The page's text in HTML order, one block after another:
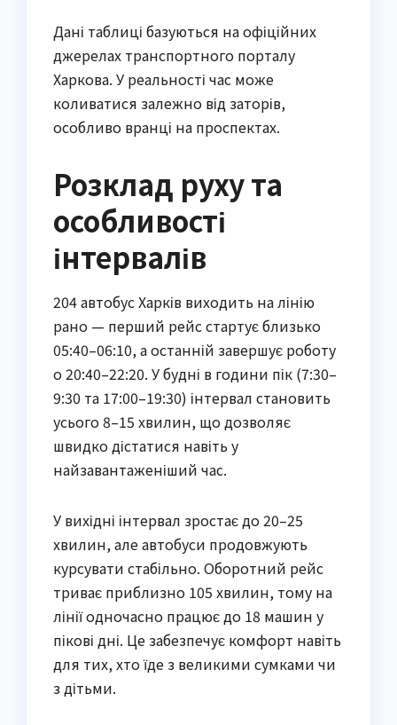
Дані таблиці базуються на офіційних
джерелах транспортного порталу
Харкова. У реальності час може
коливатися залежно від заторів,
особливо вранці на проспектах.
Розклад руху та
особливості
інтервалів
204 автобус Харків виходить на лінію
рано — перший рейс стартує близько
05:40–06:10, а останній завершує роботу
о 20:40–22:20. У будні в години пік (7:30–
9:30 та 17:00–19:30) інтервал становить
усього 8–15 хвилин, що дозволяє
швидко дістатися навіть у
найзавантаженіший час.
У вихідні інтервал зростає до 20–25
хвилин, але автобуси продовжують
курсувати стабільно. Оборотний рейс
триває приблизно 105 хвилин, тому на
лінії одночасно працює до 18 машин у
пікові дні. Це забезпечує комфорт навіть
для тих, хто їде з великими сумками чи
з дітьми.